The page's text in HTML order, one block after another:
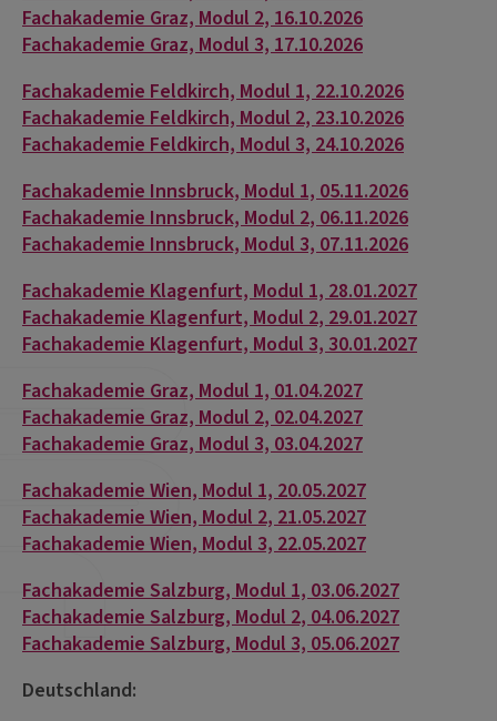
Fachakademie Graz, Modul 2, 16.10.2026
Fachakademie Graz, Modul 3, 17.10.2026
Fachakademie Feldkirch, Modul 1, 22.10.2026
Fachakademie Feldkirch, Modul 2, 23.10.2026
Fachakademie Feldkirch, Modul 3, 24.10.2026
Fachakademie Innsbruck, Modul 1, 05.11.2026
Fachakademie Innsbruck, Modul 2, 06.11.2026
Fachakademie Innsbruck, Modul 3, 07.11.2026
Fachakademie Klagenfurt, Modul 1, 28.01.2027
Fachakademie Klagenfurt, Modul 2, 29.01.2027
Fachakademie Klagenfurt, Modul 3, 30.01.2027
Fachakademie Graz, Modul 1, 01.04.2027
Fachakademie Graz, Modul 2, 02.04.2027
Fachakademie Graz, Modul 3, 03.04.2027
Fachakademie Wien, Modul 1, 20.05.2027
Fachakademie Wien, Modul 2, 21.05.2027
Fachakademie Wien, Modul 3, 22.05.2027
Fachakademie Salzburg, Modul 1, 03.06.2027
Fachakademie Salzburg, Modul 2, 04.06.2027
Fachakademie Salzburg, Modul 3, 05.06.2027
Deutschland: